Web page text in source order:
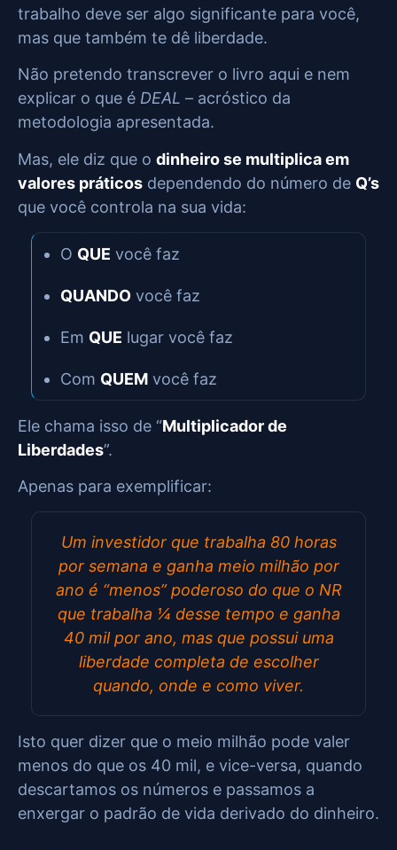
trabalho deve ser algo significante para você,
mas que também te dê liberdade.
Não pretendo transcrever o livro aqui e nem
explicar o que é DEAL – acróstico da
metodologia apresentada.
Mas, ele diz que o dinheiro se multiplica em
valores práticos dependendo do número de Q’s
que você controla na sua vida:
O QUE você faz
QUANDO você faz
Em QUE lugar você faz
Com QUEM você faz
Ele chama isso de “Multiplicador de
Liberdades”.
Apenas para exemplificar:
Um investidor que trabalha 80 horas
por semana e ganha meio milhão por
ano é “menos” poderoso do que o NR
que trabalha ¼ desse tempo e ganha
40 mil por ano, mas que possui uma
liberdade completa de escolher
quando, onde e como viver.
Isto quer dizer que o meio milhão pode valer
menos do que os 40 mil, e vice-versa, quando
descartamos os números e passamos a
enxergar o padrão de vida derivado do dinheiro.